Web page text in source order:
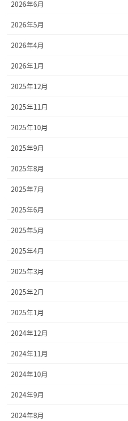
2026年6月
2026年5月
2026年4月
2026年1月
2025年12月
2025年11月
2025年10月
2025年9月
2025年8月
2025年7月
2025年6月
2025年5月
2025年4月
2025年3月
2025年2月
2025年1月
2024年12月
2024年11月
2024年10月
2024年9月
2024年8月